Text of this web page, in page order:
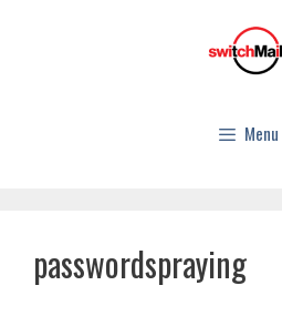
Menu
passwordspraying